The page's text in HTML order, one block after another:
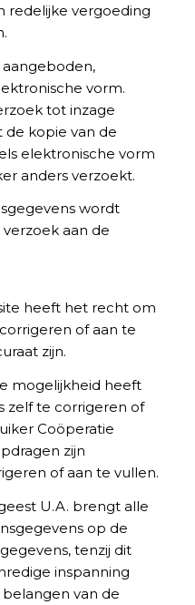
redelijke vergoeding
vorm.
tot inzage
de kopie van de
elektronische vorm
anders verzoekt.
wordt
aan de
heeft het recht om
of aan te
zijn.
mogelijkheid heeft
zelf te corrigeren of
Coöperatie
zijn
of aan te vullen.
U.A. brengt alle
op de
tenzij dit
inspanning
van de